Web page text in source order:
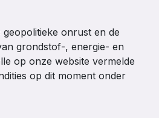
onrust en de
grondstof-, energie- en
op onze website vermelde
op dit moment onder